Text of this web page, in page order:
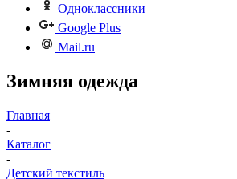
Одноклассники
Google Plus
Mail.ru
Зимняя одежда
Главная
-
Каталог
-
Детский текстиль